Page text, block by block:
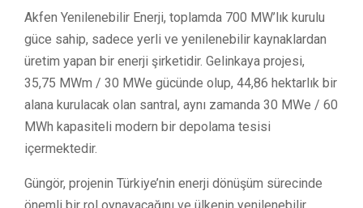
Akfen Yenilenebilir Enerji, toplamda 700 MW’lık kurulu
güce sahip, sadece yerli ve yenilenebilir kaynaklardan
üretim yapan bir enerji şirketidir. Gelinkaya projesi,
35,75 MWm / 30 MWe gücünde olup, 44,86 hektarlık bir
alana kurulacak olan santral, aynı zamanda 30 MWe / 60
MWh kapasiteli modern bir depolama tesisi
içermektedir.
Güngör, projenin Türkiye’nin enerji dönüşüm sürecinde